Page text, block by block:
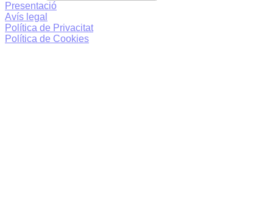
Presentació
Avís legal
Política de Privacitat
Política de Cookies